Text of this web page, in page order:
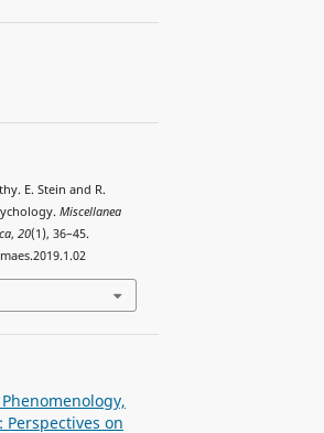
E. Stein and R.
Miscellanea
, 20(1), 36–45.
Perspectives on